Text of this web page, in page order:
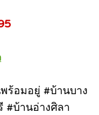
ร้อมอยู่ #บ้านบาง
#บ้านอ่างศิลา